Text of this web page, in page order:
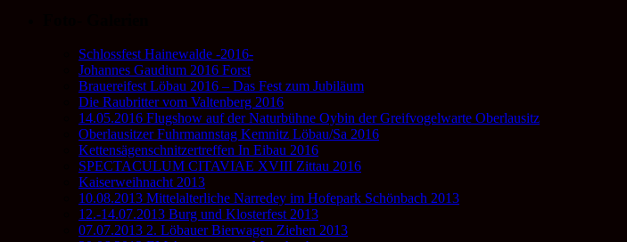
Schlossfest Hainewalde -2016-
Johannes Gaudium 2016 Forst
Brauereifest Löbau 2016 – Das Fest zum Jubiläum
Die Raubritter vom Valtenberg 2016
14.05.2016 Flugshow auf der Naturbühne Oybin der Greifvogelwarte Oberlausitz
Oberlausitzer Fuhrmannstag Kemnitz Löbau/Sa 2016
Kettensägenschnitzertreffen In Eibau 2016
SPECTACULUM CITAVIAE XVIII Zittau 2016
Kaiserweihnacht 2013
10.08.2013 Mittelalterliche Narredey im Hofepark Schönbach 2013
12.-14.07.2013 Burg und Klosterfest 2013
07.07.2013 2. Löbauer Bierwagen Ziehen 2013